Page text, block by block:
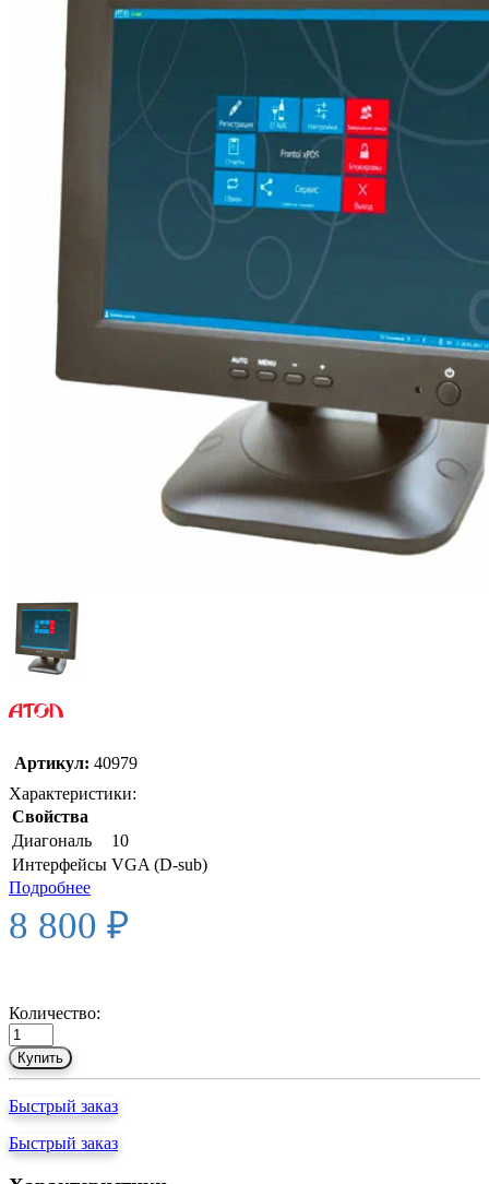
Артикул: 40979
Характеристики:
Свойства
Диагональ
10
Интерфейсы VGA (D-sub)
Подробнее
8 800 ₽
Количество:
Купить
Быстрый заказ
Быстрый заказ